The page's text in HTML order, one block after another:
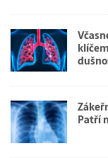
Patří